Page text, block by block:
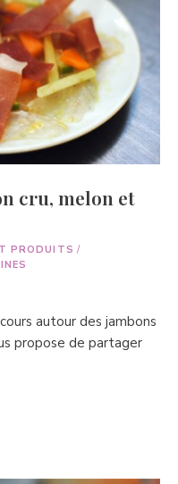
cru, melon et
PRODUITS /
autour des jambons
propose de partager